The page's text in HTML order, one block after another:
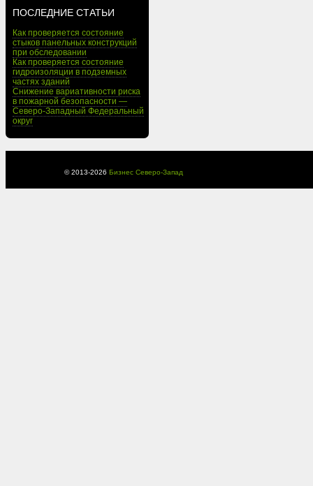
ПОСЛЕДНИЕ СТАТЬИ
Как проверяется состояние
стыков панельных конструкций
при обследовании
Как проверяется состояние
гидроизоляции в подземных
частях зданий
Снижение вариативности риска
в пожарной безопасности —
Северо-Западный Федеральный
округ
© 2013-2026 Бизнес Северо-Запад